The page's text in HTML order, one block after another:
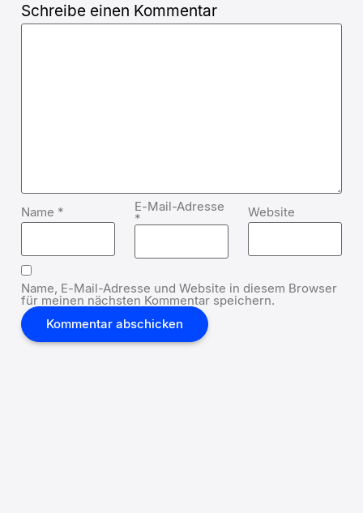
Schreibe einen Kommentar
Name * E-Mail-Adresse
* Website
Name, E-Mail-Adresse und Website in diesem Browser
für meinen nächsten Kommentar speichern.